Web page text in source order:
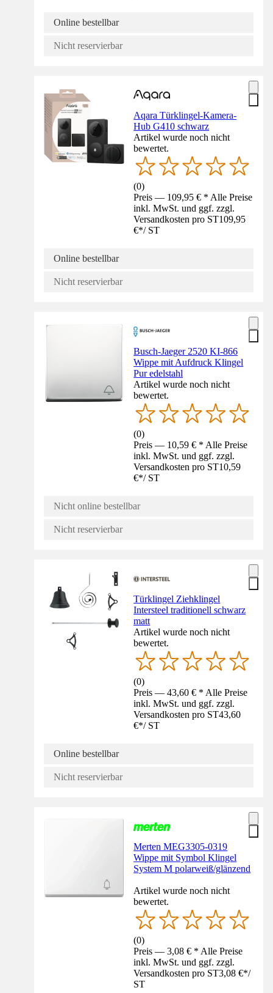
Online bestellbar
Nicht reservierbar
Aqara Türklingel-Kamera-
Hub G410 schwarz
Artikel wurde noch nicht
bewertet.
(0)
Preis — 109,95 € * Alle Preise
inkl. MwSt. und ggf. zzgl.
Versandkosten pro ST109,95
€*/ ST
Online bestellbar
Nicht reservierbar
Busch-Jaeger 2520 KI-866
Wippe mit Aufdruck Klingel
Pur edelstahl
Artikel wurde noch nicht
bewertet.
(0)
Preis — 10,59 € * Alle Preise
inkl. MwSt. und ggf. zzgl.
Versandkosten pro ST10,59
€*/ ST
Nicht online bestellbar
Nicht reservierbar
Türklingel Ziehklingel
Intersteel traditionell schwarz
matt
Artikel wurde noch nicht
bewertet.
(0)
Preis — 43,60 € * Alle Preise
inkl. MwSt. und ggf. zzgl.
Versandkosten pro ST43,60
€*/ ST
Online bestellbar
Nicht reservierbar
Merten MEG3305-0319
Wippe mit Symbol Klingel
System M polarweiß/glänzend
Artikel wurde noch nicht
bewertet.
(0)
Preis — 3,08 € * Alle Preise
inkl. MwSt. und ggf. zzgl.
Versandkosten pro ST3,08 €*/
ST